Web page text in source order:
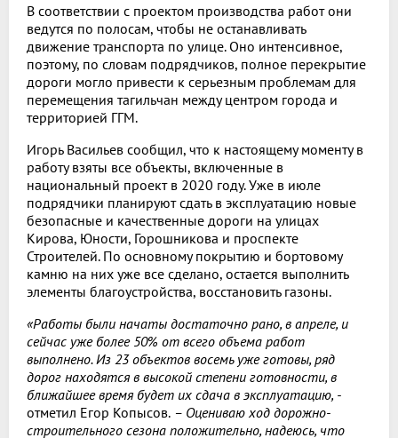
В соответствии с проектом производства работ они
ведутся по полосам, чтобы не останавливать
движение транспорта по улице. Оно интенсивное,
поэтому, по словам подрядчиков, полное перекрытие
дороги могло привести к серьезным проблемам для
перемещения тагильчан между центром города и
территорией ГГМ.
Игорь Васильев сообщил, что к настоящему моменту в
работу взяты все объекты, включенные в
национальный проект в 2020 году. Уже в июле
подрядчики планируют сдать в эксплуатацию новые
безопасные и качественные дороги на улицах
Кирова, Юности, Горошникова и проспекте
Строителей. По основному покрытию и бортовому
камню на них уже все сделано, остается выполнить
элементы благоустройства, восстановить газоны.
«Работы были начаты достаточно рано, в апреле, и
сейчас уже более 50% от всего объема работ
выполнено. Из 23 объектов восемь уже готовы, ряд
дорог находятся в высокой степени готовности, в
ближайшее время будет их сдача в эксплуатацию, -
отметил Егор Копысов. – Оцениваю ход дорожно-
строительного сезона положительно, надеюсь, что